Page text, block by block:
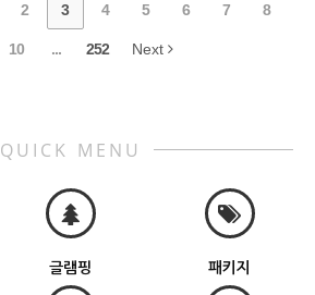
2 3 4 5 6 7 8
10 ... 252 Next
QUICK MENU
글램핑 패키지